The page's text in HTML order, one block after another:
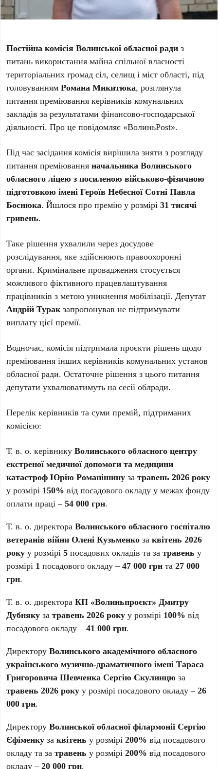
Постійна комісія Волинської обласної ради з
питань використання майна спільної власності
територіальних громад сіл, селищ і міст області, під
головуваннямРомана Микитюка, розглянула
питання преміювання керівників комунальних
закладів за результатами фінансово-господарської
діяльності. Про це повідомляє «ВолиньPost».
Під час засідання комісія вирішила зняти з розгляду
питання преміюванняначальника Волинського
обласного ліцею з посиленою військово-фізичною
підготовкою імені Героїв Небесної Сотні Павла
Боснюка. Йшлося про премію у розмірі31 тисячі
гривень.
Таке рішення ухвалили через досудове
розслідування, яке здійснюють правоохоронні
органи. Кримінальне провадження стосується
можливого фіктивного працевлаштування
працівників з метою уникнення мобілізації. Депутат
Андрій Туракзапропонував не підтримувати
виплату цієї премії.
Водночас, комісія підтримала проєкти рішень щодо
преміювання інших керівників комунальних установ
обласної ради. Остаточне рішення з цього питання
депутати ухвалюватимуть на сесії облради.
Перелік керівників та суми премій, підтриманих
комісією:
Т. в. о. керівникуВолинського обласного центру
екстреної медичної допомоги та медицини
катастроф Юрію Романішину затравень 2026 року
у розмірі 150% від посадового окладу у межах фонду
оплати праці –54 000 грн.
Т. в. о. директораВолинського обласного госпіталю
ветеранів війни Олені Кузьменко заквітень 2026
року у розмірі5 посадових окладів та затравень у
розмірі 1 посадового окладу –47 000 грн та27 000
грн.
Т. в. о. директораКП «Волиньпроєкт» Дмитру
Дубняку затравень 2026 року у розмірі 100% від
посадового окладу –41 000 грн.
ДиректоруВолинського академічного обласного
українського музично-драматичного імені Тараса
Григоровича Шевченка Сергію Скулинцю за
травень 2026 року у розмірі посадового окладу –26
000 грн.
ДиректоруВолинської обласної філармонії Сергію
Єфіменку заквітень у розмірі200% від посадового
окладу та затравень у розмірі200% від посадового
окладу –20 000 грн.